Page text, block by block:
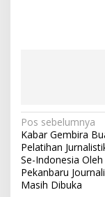
N
a
v
i
Pos sebelumnya
Kabar Gembira
Pelatihan
Se-Indonesia Oleh
Pekanbaru
Masih Dibuka